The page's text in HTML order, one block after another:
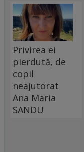
Privirea ei
pierdută, de
copil
neajutorat
Ana Maria
SANDU